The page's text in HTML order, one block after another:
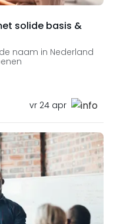
solide basis &
naam in Nederland
vr 24 apr